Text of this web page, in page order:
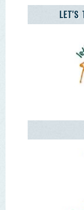
Termos de Uso |
Livro de
Ao aceder a outras
recolha dados. Ao
mesmo sob o RGPD.